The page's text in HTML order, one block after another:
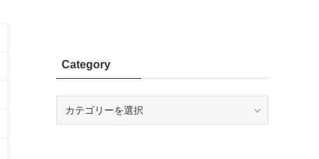
Category